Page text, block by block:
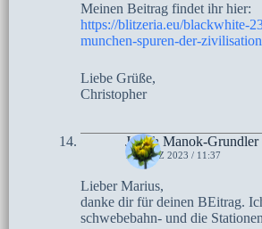
Meinen Beitrag findet ihr hier:
https://blitzeria.eu/blackwhite-
munchen-spuren-der-
Liebe Grüße,
Christopher
Judith Manok-Grundler
1. MÄRZ 2023 / 11:37
Lieber Marius,
danke dir für deinen BEitrag.
schwebebahn- und die